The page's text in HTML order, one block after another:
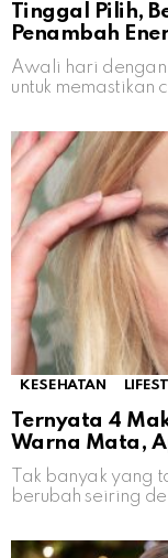
Tinggal Pilih,
Penambah
Awali hari dengan
untuk memastikan
KESEHATAN
Ternyata 4
Warna Mata,
Tak banyak yang
berubah seiring